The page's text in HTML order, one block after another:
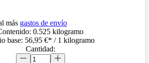
más gastos de envío
0.525 kilogramo
base: 56,95 €* / 1 kilogramo
Cantidad: